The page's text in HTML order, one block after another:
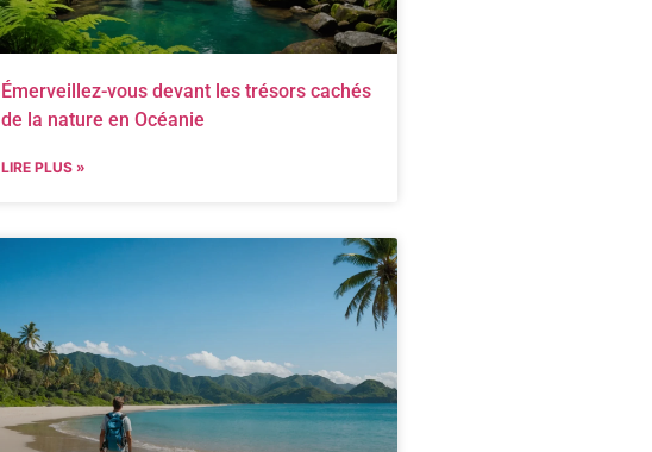
Émerveillez-vous devant les trésors cachés
de la nature en Océanie
LIRE PLUS »